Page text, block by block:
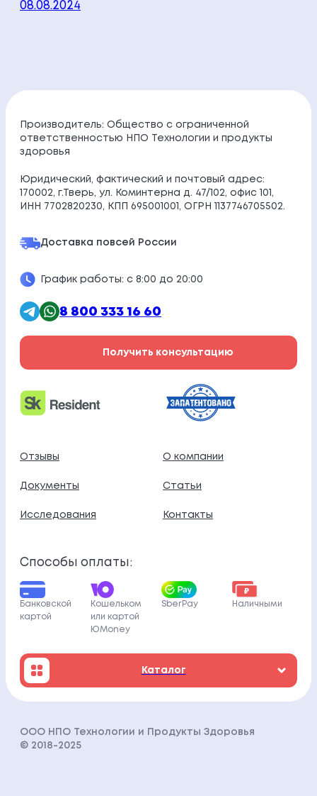
08.08.2024
Производитель: Общество с ограниченной
ответственностью НПО Технологии и продукты
здоровья
Юридический, фактический и почтовый адрес:
170002, г.Тверь, ул. Коминтерна д. 47/102, офис 101,
ИНН 7702820230, КПП 695001001, ОГРН 1137746705502.
Доставка по всей России
График работы: с 8:00 до 20:00
8 800 333 16 60
Получить консультацию
Отзывы О компании
Документы Статьи
Исследования Контакты
Способы оплаты:
Банковской
картой
Кошельком
или картой
ЮMoney
SberPay Наличными
Каталог
ООО НПО Технологии и Продукты Здоровья
© 2018-2025